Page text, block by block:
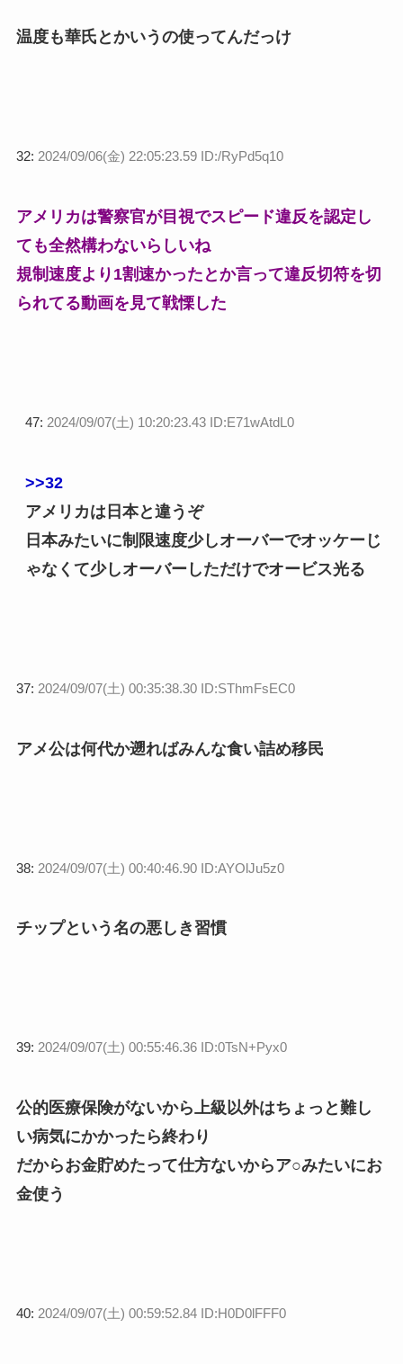
温度も華氏とかいうの使ってんだっけ
32: 2024/09/06(金) 22:05:23.59 ID:/RyPd5q10
アメリカは警察官が目視でスピード違反を認定し
ても全然構わないらしいね
規制速度より1割速かったとか言って違反切符を切
られてる動画を見て戦慄した
47: 2024/09/07(土) 10:20:23.43 ID:E71wAtdL0
>>32
アメリカは日本と違うぞ
日本みたいに制限速度少しオーバーでオッケーじ
ゃなくて少しオーバーしただけでオービス光る
37: 2024/09/07(土) 00:35:38.30 ID:SThmFsEC0
アメ公は何代か遡ればみんな食い詰め移民
38: 2024/09/07(土) 00:40:46.90 ID:AYOlJu5z0
チップという名の悪しき習慣
39: 2024/09/07(土) 00:55:46.36 ID:0TsN+Pyx0
公的医療保険がないから上級以外はちょっと難し
い病気にかかったら終わり
だからお金貯めたって仕方ないからア○みたいにお
金使う
40: 2024/09/07(土) 00:59:52.84 ID:H0D0lFFF0